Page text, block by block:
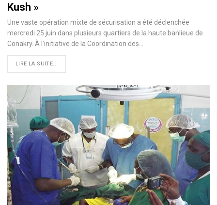
Kush »
Une vaste opération mixte de sécurisation a été déclenchée
mercredi 25 juin dans plusieurs quartiers de la haute banlieue de
Conakry. À l’initiative de la Coordination des…
LIRE LA SUITE...